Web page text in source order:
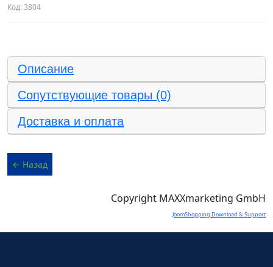
Код:3804
Описание
Сопутствующие товары (0)
Доставка и оплата
Copyright MAXXmarketing GmbH
JoomShopping Download & Support